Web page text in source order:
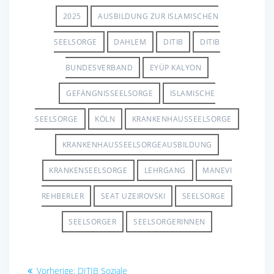
b
o
o
k
s
A
p
p
e
2025 AUSBILDUNG ZUR ISLAMISCHEN
SEELSORGE DAHLEM DITIB DITIB
BUNDESVERBAND EYÜP KALYON
GEFÄNGNISSEELSORGE ISLAMISCHE
SEELSORGE KÖLN KRANKENHAUSSEELSORGE
KRANKENHAUSSEELSORGEAUSBILDUNG
KRANKENSEELSORGE LEHRGANG MANEVI
REHBERLER SEAT UZEIROVSKI SEELSORGE
SEELSORGER SEELSORGERINNEN
Beitragsnavigation
Vorherige: Vorheriger
DITIB Soziale